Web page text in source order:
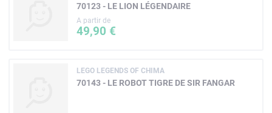
70123 - LE LION LÉGENDAIRE
A partir de
49,90 €
LEGO LEGENDS OF CHIMA
70143 - LE ROBOT TIGRE DE SIR FANGAR